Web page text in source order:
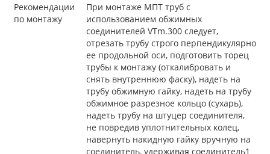
Рекомендации
по монтажу
При монтаже МПТ труб с
использованием обжимных
соединителей VTm.300 следует,
отрезать трубу строго перпендикулярно
ее продольной оси, подготовить торец
трубы к монтажу (откалибровать и
снять внутреннюю фаску), надеть на
трубу обжимную гайку, надеть на трубу
обжимное разрезное кольцо (сухарь),
надеть трубу на штуцер соединителя,
не повредив уплотнительных колец,
навернуть накидную гайку вручную на
соединитель, удерживая соединитель1